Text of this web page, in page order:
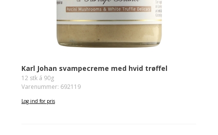
Karl Johan svampecreme med hvid trøffel
12 stk á 90g
Varenummer: 692119
Log ind for pris